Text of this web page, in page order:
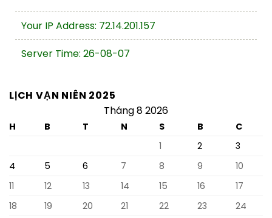
Your IP Address: 72.14.201.157
Server Time: 26-08-07
LỊCH VẠN NIÊN 2025
Tháng 8 2026
H B T N S B
C
1
2
3
4
5 6 7 8 9
10
11
12 13 14 15 16
17
18
19 20 21 22 23
24